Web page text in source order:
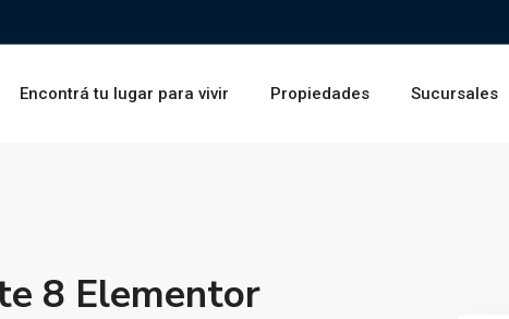
Encontrá tu lugar para vivir Propiedades Sucursales
8 Elementor